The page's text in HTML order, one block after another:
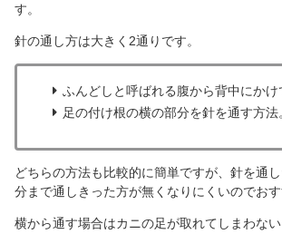
す。
針の通し方は大きく2通りです。
ふんどしと呼ばれる腹から背中にかけ
足の付け根の横の部分を針を通す方法
どちらの方法も比較的に簡単ですが、針を通
分まで通しきった方が無くなりにくいのでおす
横から通す場合はカニの足が取れてしまわな